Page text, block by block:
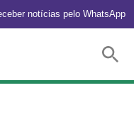
notícias pelo WhatsApp